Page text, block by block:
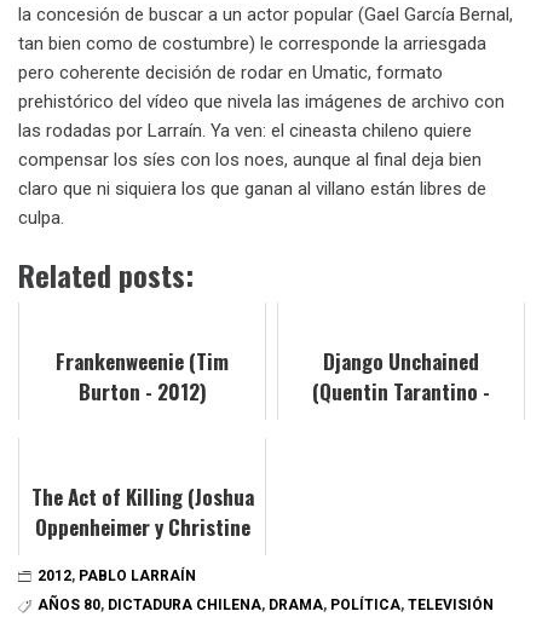
la concesión de buscar a un actor popular (Gael García Bernal,
tan bien como de costumbre) le corresponde la arriesgada
pero coherente decisión de rodar en Umatic, formato
prehistórico del vídeo que nivela las imágenes de archivo con
las rodadas por Larraín. Ya ven: el cineasta chileno quiere
compensar los síes con los noes, aunque al final deja bien
claro que ni siquiera los que ganan al villano están libres de
culpa.
Related posts:
Frankenweenie (Tim
Burton - 2012)
Django Unchained
(Quentin Tarantino -
The Act of Killing (Joshua
Oppenheimer y Christine
2012, PABLO LARRAÍN
AÑOS 80, DICTADURA CHILENA, DRAMA, POLÍTICA, TELEVISIÓN